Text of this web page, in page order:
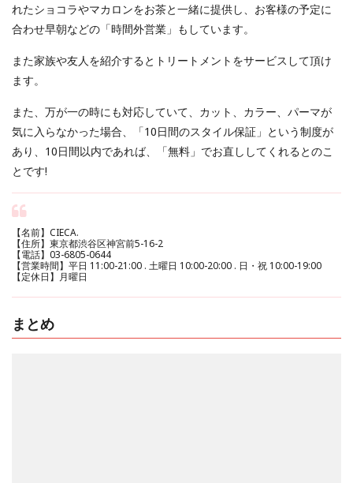
れたショコラやマカロンをお茶と一緒に提供し、お客様の予定に
合わせ早朝などの「時間外営業」もしています。
また家族や友人を紹介するとトリートメントをサービスして頂け
ます。
また、万が一の時にも対応していて、カット、カラー、パーマが
気に入らなかった場合、「10日間のスタイル保証」という制度が
あり、10日間以内であれば、「無料」でお直ししてくれるとのこ
とです!
【名前】CIECA.
【住所】東京都渋谷区神宮前5-16-2
【電話】03-6805-0644
【営業時間】平日 11:00-21:00 . 土曜日 10:00-20:00 . 日・祝 10:00-19:00
【定休日】月曜日
まとめ